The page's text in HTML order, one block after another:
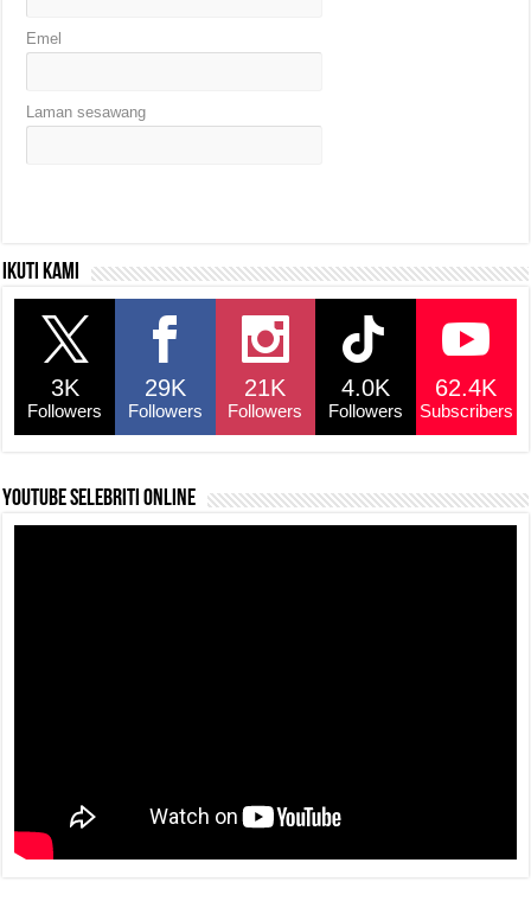
Emel
Laman sesawang
Ikuti kami
3K
Followers
29K
Followers
21K
Followers
4.0K
Followers
62.4K
Subscribers
YouTube selebriti online